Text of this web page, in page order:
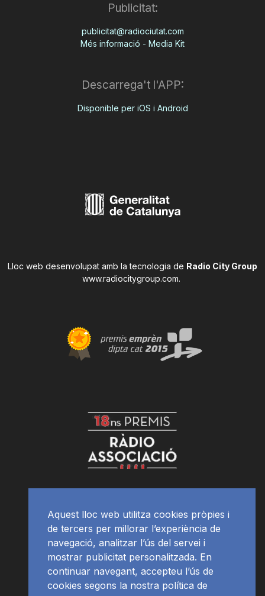
Publicitat:
publicitat@radiociutat.com
Més informació - Media Kit
Descarrega't l'APP:
Disponible per iOS i Android
Lloc web desenvolupat amb la tecnologia de Radio City Group
www.radiocitygroup.com.
Aquest lloc web utilitza cookies pròpies i
de tercers per millorar l’experiència de
navegació, analitzar l’ús del servei i
mostrar publicitat personalitzada. En
continuar navegant, accepteu l’ús de
cookies segons la nostra política de